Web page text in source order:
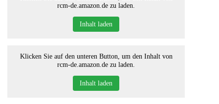
rcm-de.amazon.de zu laden.
Inhalt laden
Klicken Sie auf den unteren Button, um den Inhalt von
rcm-de.amazon.de zu laden.
Inhalt laden